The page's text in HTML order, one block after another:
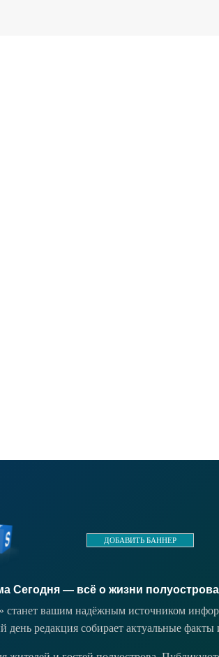
ДОБАВИТЬ БАННЕР
Сегодня — всё о жизни полуострова
вашим надёжным источником
редакция собирает актуальные